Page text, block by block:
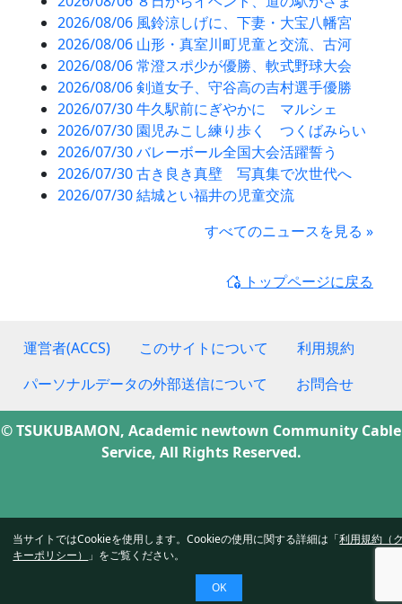
2026/08/06 風鈴涼しげに、下妻・大宝八幡宮
2026/08/06 山形・真室川町児童と交流、古河
2026/08/06 常澄スポ少が優勝、軟式野球大会
2026/08/06 剣道女子、守谷高の吉村選手優勝
2026/07/30 牛久駅前にぎやかに マルシェ
2026/07/30 園児みこし練り歩く つくばみらい
2026/07/30 バレーボール全国大会活躍誓う
2026/07/30 古き良き真壁 写真集で次世代へ
2026/07/30 結城とい福井の児童交流
すべてのニュースを見る »
トップページに戻る
運営者(ACCS) このサイトについて
利用規約
パーソナルデータの外部送信について
お問合せ
© TSUKUBAMON, Academic newtown Community Cable
Service, All Rights Reserved.
当サイトではCookieを使用します。Cookieの使用に関する詳細は「利用規約（
キーポリシー）
」をご覧ください。
OK